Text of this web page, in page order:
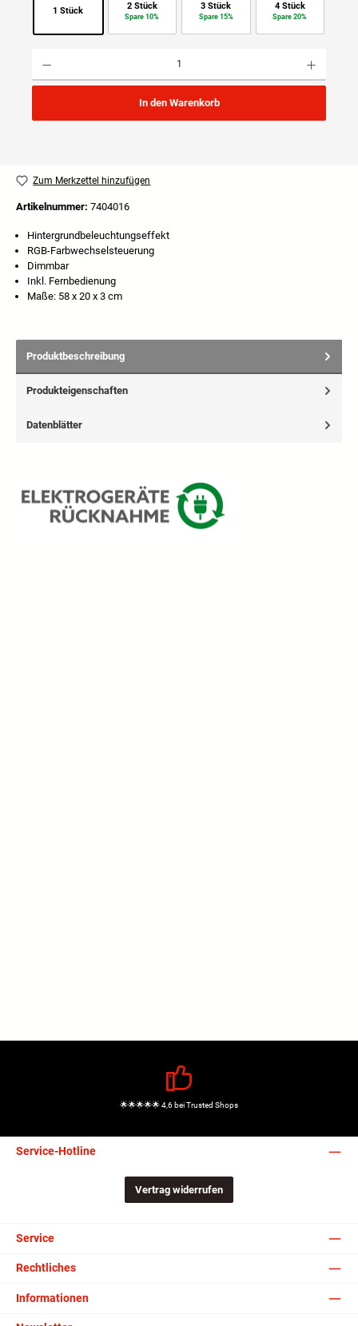
1 Stück 2 Stück
Spare 10%
3 Stück
Spare 15%
4 Stück
Spare 20%
In den Warenkorb
Zum Merkzettel hinzufügen
Artikelnummer: 7404016
Hintergrundbeleuchtungseffekt
RGB-Farbwechselsteuerung
Dimmbar
Inkl. Fernbedienung
Maße: 58 x 20 x 3 cm
Produktbeschreibung
Produkteigenschaften
Datenblätter
🌟🌟🌟🌟🌟 4,6 bei Trusted Shops
Service-Hotline
Vertrag widerrufen
Service
Rechtliches
Informationen